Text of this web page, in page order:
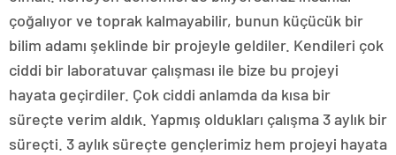
çoğalıyor ve toprak kalmayabilir, bunun küçücük bir
bilim adamı şeklinde bir projeyle geldiler. Kendileri çok
ciddi bir laboratuvar çalışması ile bize bu projeyi
hayata geçirdiler. Çok ciddi anlamda da kısa bir
süreçte verim aldık. Yapmış oldukları çalışma 3 aylık bir
süreçti. 3 aylık süreçte gençlerimiz hem projeyi hayata